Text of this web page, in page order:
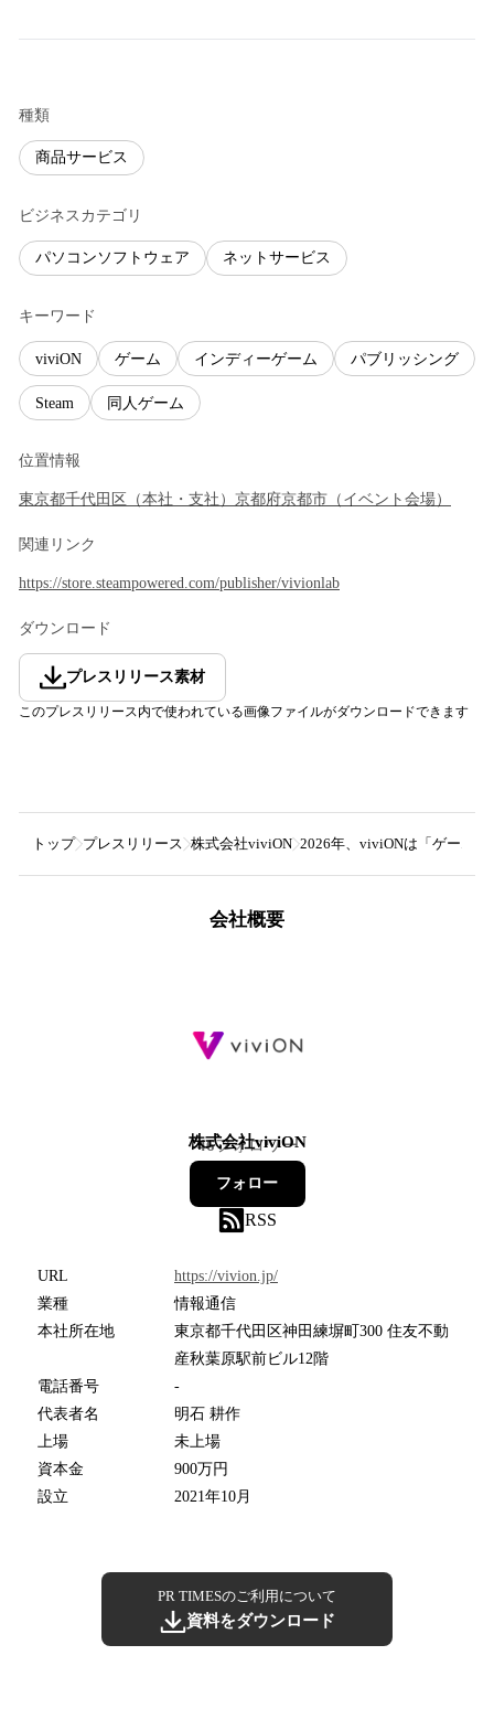
種類
商品サービス
ビジネスカテゴリ
パソコンソフトウェア ネットサービス
キーワード
viviON ゲーム インディーゲーム パブリッシング
Steam 同人ゲーム
位置情報
東京都千代田区 （本社・支社 ） 京都府京都市 （ イベント会場）
関連リンク
https://store.steampowered.com/publisher/vivionlab
ダウンロード
プレスリリース素材
このプレスリリース内で使われている画像ファイルがダウンロードできます
トップ プレスリリース 株式会社viviON 2026年、viviONは「ゲーム
会社概要
株式会社viviON
46フォロワー
フォロー
RSS
URL
https://vivion.jp/
業種
情報通信
本社所在地
東京都千代田区神田練塀町300 住友不動
産秋葉原駅前ビル12階
電話番号
-
代表者名
明石 耕作
上場
未上場
資本金
900万円
設立
2021年10月
PR TIMESのご利用について
資料をダウンロード